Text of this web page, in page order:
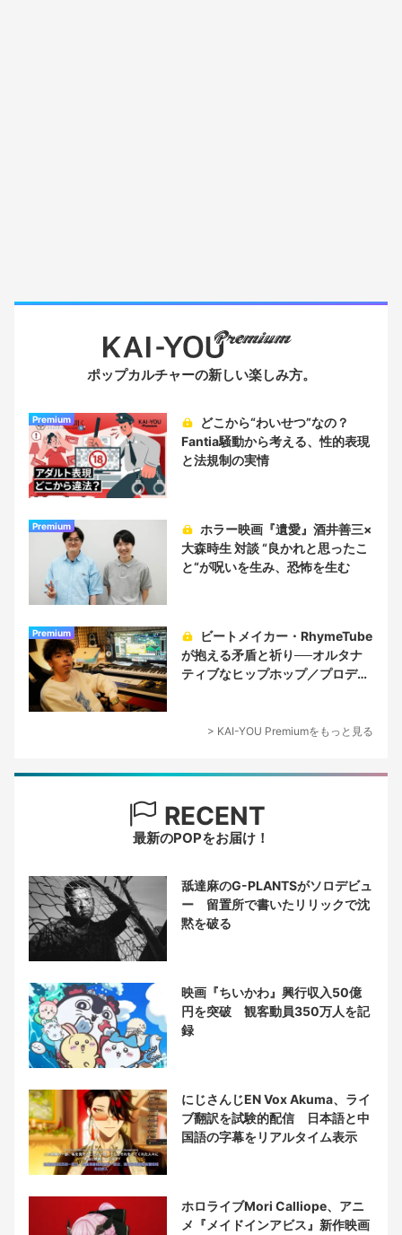
ポップカルチャーの新しい楽しみ方。
Premium
Fantia騒動から考える、性的表現
と法規制の実情
Premium
大森時生 対談 “良かれと思ったこ
と“が呪いを生み、恐怖を生む
Premium
が抱える矛盾と祈り──オルタナ
ティブなヒップホップ／プロデュ
> KAI-YOU Premiumをもっと見る
RECENT
最新のPOPをお届け！
舐達麻のG-PLANTSがソロデビュ
ー 留置所で書いたリリックで沈
黙を破る
映画『ちいかわ』興行収入50億
円を突破 観客動員350万人を記
録
にじさんじEN Vox Akuma、ライ
ブ翻訳を試験的配信 日本語と中
国語の字幕をリアルタイム表示
ホロライブMori Calliope、アニ
メ『メイドインアビス』新作映画